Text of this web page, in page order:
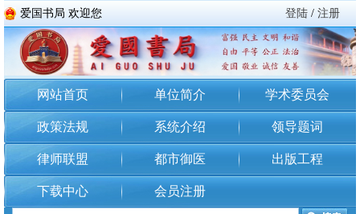
爱国书局 欢迎您 登陆 / 注册
网站首页 单位简介 学术委员会
政策法规 系统介绍 领导题词
律师联盟 都市御医 出版工程
下载中心 会员注册